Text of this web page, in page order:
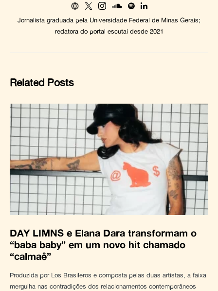
Jornalista graduada pela Universidade Federal de Minas Gerais;
redatora do portal escutai desde 2021
Related Posts
DAY LIMNS e Elana Dara transformam o
“baba baby” em um novo hit chamado
“calmaê”
Produzida por Los Brasileros e composta pelas duas artistas, a faixa
mergulha nas contradições dos relacionamentos contemporâneos